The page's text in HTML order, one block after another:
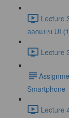
Lecture
ออกแบบ UI
Lecture
Smartphone
Lecture